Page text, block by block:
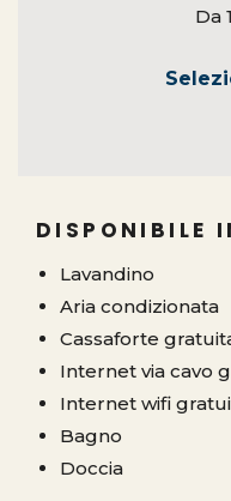
Da
DISPONIBILE
Lavandino
Aria condizionata
Cassaforte
Internet via cavo
Internet wifi
Bagno
Doccia